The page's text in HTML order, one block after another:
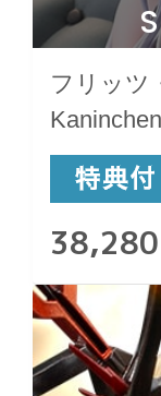
フリッツ
38,280